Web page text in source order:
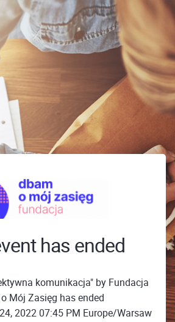
has ended
komunikacja" by Fundacja
Mój Zasięg has ended
2022 07:45 PM Europe/Warsaw